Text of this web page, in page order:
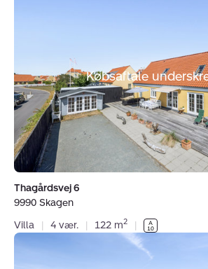
Købsaftale
Thagårdsvej 6
9990 Skagen
Villa
| 4 vær. | 122 m2 |
Villa: